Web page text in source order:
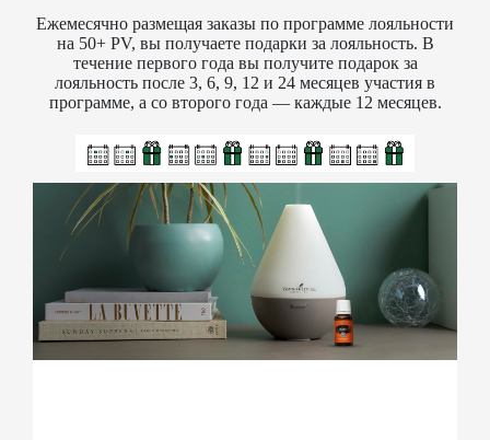
Ежемесячно размещая заказы по программе лояльности
на 50+ PV, вы получаете подарки за лояльность. В
течение первого года вы получите подарок за
лояльность после 3, 6, 9, 12 и 24 месяцев участия в
программе, а со второго года — каждые 12 месяцев.